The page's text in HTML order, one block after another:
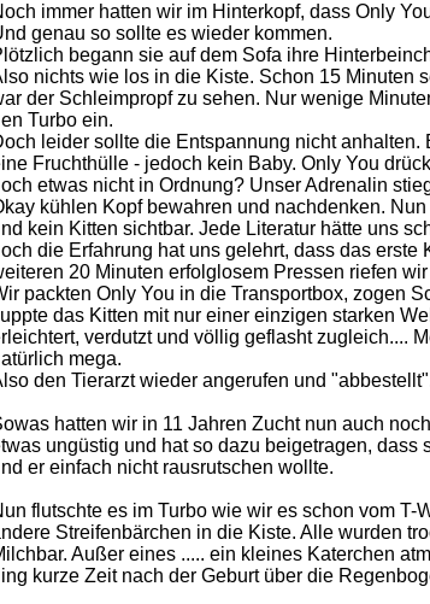
immer hatten wir im Hinterkopf, dass Only
genau so sollte es wieder kommen.
begann sie auf dem Sofa ihre
nichts wie los in die Kiste. Schon 15 Minuten
der Schleimpropf zu sehen. Nur wenige
Turbo ein.
leider sollte die Entspannung nicht
Fruchthülle - jedoch kein Baby. Only You
etwas nicht in Ordnung? Unser Adrenalin
kühlen Kopf bewahren und nachdenken.
kein Kitten sichtbar. Jede Literatur hätte uns
die Erfahrung hat uns gelehrt, dass das
20 Minuten erfolglosem Pressen riefen
packten Only You in die Transportbox, zogen
das Kitten mit nur einer einzigen starken
verdutzt und völlig geflasht zugleich....
mega.
den Tierarzt wieder angerufen und
hatten wir in 11 Jahren Zucht nun auch
ungüstig und hat so dazu beigetragen, dass
er einfach nicht rausrutschen wollte.
flutschte es im Turbo wie wir es schon vom
Streifenbärchen in die Kiste. Alle wurden
Außer eines ..... ein kleines Katerchen
kurze Zeit nach der Geburt über die